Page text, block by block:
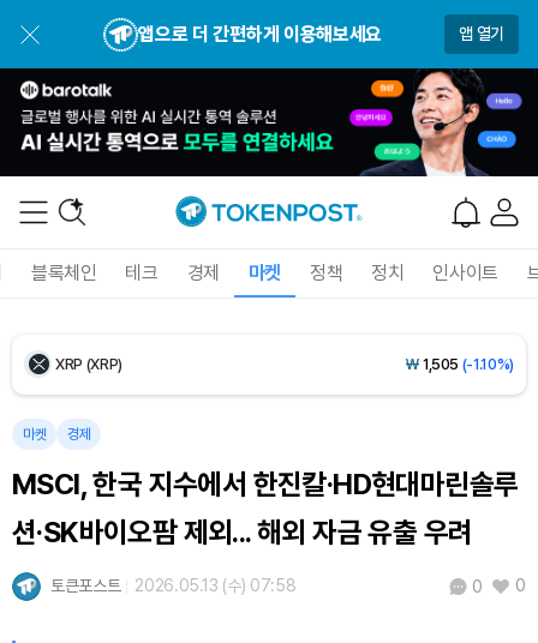
앱으로 더 간편하게 이용해보세요 앱 열기
블록체인 테크 경제 마켓 정책 정치 인사이트
Bitcoin (BTC) ₩91,802,621(+0.65%)
Ethereum (ETH) ₩2,711,879(+2.06%)
XRP (XRP) ₩ 1,505 (-1.10%)
Solana (SOL)
TRON (TRX) ₩466.8(+0.48%)
Hyperliquid (HYPE) ₩80,464(+2.97%)
마켓 경제
MSCI, 한국 지수에서 한진칼·HD현대마린솔루
션·SK바이오팜 제외... 해외 자금 유출 우려
토큰포스트 2026.05.13 (수) 07:58 0 0